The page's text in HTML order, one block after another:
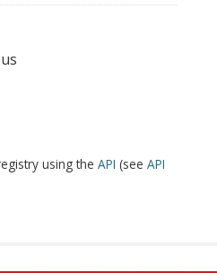
using the API (see API